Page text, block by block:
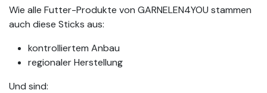
Wie alle Futter-Produkte von GARNELEN4YOU stammen
auch diese Sticks aus:
kontrolliertem Anbau
regionaler Herstellung
Und sind: